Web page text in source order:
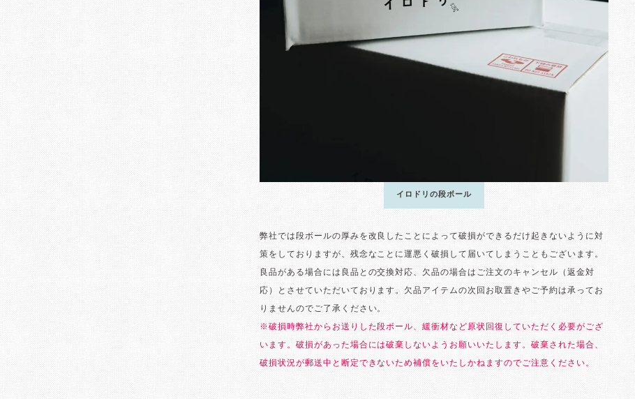
イロドリの段ボール
弊社では段ボールの厚みを改良したことによって破損ができるだけ起きないように対
策をしておりますが、残念なことに運悪く破損して届いてしまうこともございます。
良品がある場合には良品との交換対応、欠品の場合はご注文のキャンセル（返金対
応）とさせていただいております。欠品アイテムの次回お取置きやご予約は承ってお
りませんのでご了承ください。
※破損時弊社からお送りした段ボール、緩衝材など原状回復していただく必要がござ
います。破損があった場合には破棄しないようお願いいたします。破棄された場合、
破損状況が郵送中と断定できないため補償をいたしかねますのでご注意ください。